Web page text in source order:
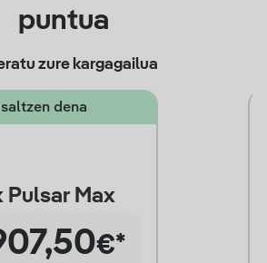
puntua
zure kargagailua
dena
Pulsar Max
€*